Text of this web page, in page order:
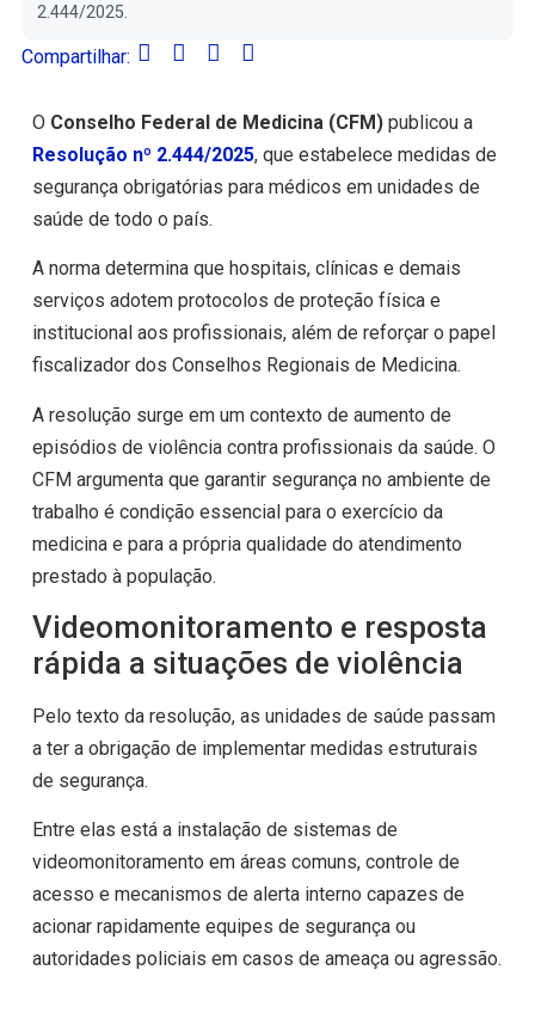
2.444/2025.
Compartilhar:
O Conselho Federal de Medicina (CFM)publicou a
Resolução nº 2.444/2025, que estabelece medidas de
segurança obrigatórias para médicos em unidades de
saúde de todo o país.
A norma determina que hospitais, clínicas e demais
serviços adotem protocolos de proteção física e
institucional aos profissionais, além de reforçar o papel
fiscalizador dos Conselhos Regionais de Medicina.
A resolução surge em um contexto de aumento de
episódios de violência contra profissionais da saúde. O
CFM argumenta que garantir segurança no ambiente de
trabalho é condição essencial para o exercício da
medicina e para a própria qualidade do atendimento
prestado à população.
Videomonitoramento e resposta
rápida a situações de violência
Pelo texto da resolução, as unidades de saúde passam
a ter a obrigação de implementar medidas estruturais
de segurança.
Entre elas está a instalação de sistemas de
videomonitoramento em áreas comuns, controle de
acesso e mecanismos de alerta interno capazes de
acionar rapidamente equipes de segurança ou
autoridades policiais em casos de ameaça ou agressão.